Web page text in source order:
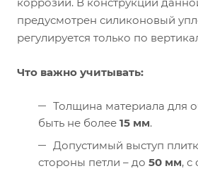
предусмотрен силиконовый
регулируется только по
Что важно учитывать:
Толщина материала для
быть не более 15 мм.
Допустимый выступ
стороны петли – до 50 мм, с